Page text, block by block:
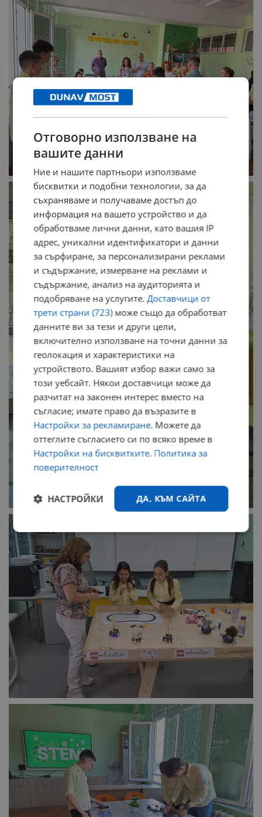
Отговорно използване на
вашите данни
Ние и нашите партньори използваме
бисквитки и подобни технологии, за да
съхраняваме и получаваме достъп до
информация на вашето устройство и да
обработваме лични данни, като вашия IP
адрес, уникални идентификатори и данни
за сърфиране, за персонализирани реклами
и съдържание, измерване на реклами и
съдържание, анализ на аудиторията и
подобряване на услугите.Доставчици от
трети страни (723)може също да обработват
данните ви за тези и други цели,
включително използване на точни данни за
геолокация и характеристики на
устройството. Вашият избор важи само за
този уебсайт. Някои доставчици може да
разчитат на законен интерес вместо на
съгласие; имате право да възразите в
Настройки за рекламиране. Можете да
оттеглите съгласието си по всяко време в
Настройки на бисквитките. Политика за
поверителност
ДА, КЪМ САЙТА
НАСТРОЙКИ
Строго
необходимо
Ефективност
Таргетиране Функционалност
Некласифицирани
Строго необходимо
Ефективност
Таргетиране
Функционалност
Некласифицирани
Строго необходимите бисквитки позволяват основната
функционалност на уебсайта, като потребителско
влизане и управление на акаунта. Уебсайтът не може да
се използва правилно без строго необходими
бисквитки.